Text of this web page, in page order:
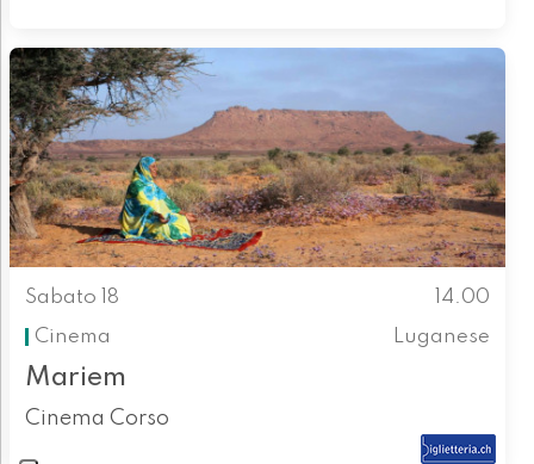
Sabato 18
14.00
Cinema
Luganese
Mariem
Cinema Corso